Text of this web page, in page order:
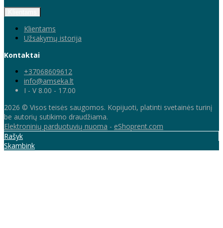
Klientams
Užsakymų istorija
Kontaktai
+37068609612
info@amseka.lt
I - V 8.00 - 17.00
2026 © Visos teisės saugomos. Kopijuoti, platinti svetainės turinį
be autorių sutikimo draudžiama.
Elektroninių parduotuvių nuoma - eShoprent.com
Rašyk
Skambink